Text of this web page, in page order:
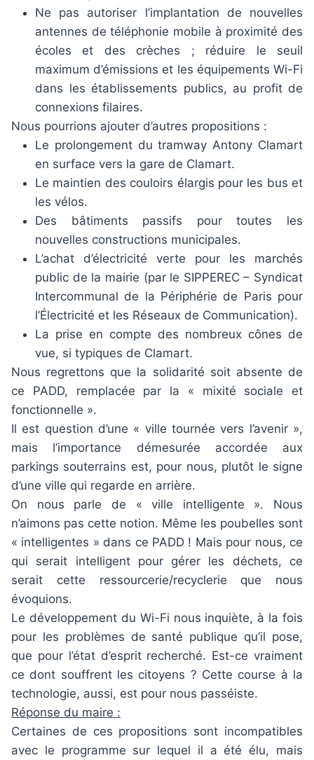
Ne pas autoriser l’implantation de nouvelles
antennes de téléphonie mobile à proximité des
écoles et des crèches ; réduire le seuil
maximum d’émissions et les équipements Wi-Fi
dans les établissements publics, au profit de
connexions filaires.
Nous pourrions ajouter d’autres propositions :
Le prolongement du tramway Antony Clamart
en surface vers la gare de Clamart.
Le maintien des couloirs élargis pour les bus et
les vélos.
Des bâtiments passifs pour toutes les
nouvelles constructions municipales.
L’achat d’électricité verte pour les marchés
public de la mairie (par le SIPPEREC – Syndicat
Intercommunal de la Périphérie de Paris pour
l’Électricité et les Réseaux de Communication).
La prise en compte des nombreux cônes de
vue, si typiques de Clamart.
Nous regrettons que la solidarité soit absente de
ce PADD, remplacée par la « mixité sociale et
fonctionnelle ».
Il est question d’une « ville tournée vers l’avenir »,
mais l’importance démesurée accordée aux
parkings souterrains est, pour nous, plutôt le signe
d’une ville qui regarde en arrière.
On nous parle de « ville intelligente ». Nous
n’aimons pas cette notion. Même les poubelles sont
« intelligentes » dans ce PADD ! Mais pour nous, ce
qui serait intelligent pour gérer les déchets, ce
serait cette ressourcerie/recyclerie que nous
évoquions.
Le développement du Wi-Fi nous inquiète, à la fois
pour les problèmes de santé publique qu’il pose,
que pour l’état d’esprit recherché. Est-ce vraiment
ce dont souffrent les citoyens ? Cette course à la
technologie, aussi, est pour nous passéiste.
Réponse du maire :
Certaines de ces propositions sont incompatibles
avec le programme sur lequel il a été élu, mais